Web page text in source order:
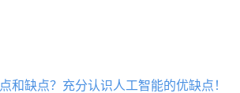
和缺点？充分认识人工智能的优缺点！